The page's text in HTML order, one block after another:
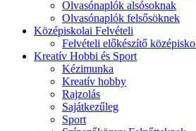
Olvasónaplók alsósoknak
Olvasónaplók felsősöknek
Középiskolai Felvételi
Felvételi előkészítő
Kreatív Hobbi és Sport
Kézimunka
Kreatív hobby
Rajzolás
Sajátkezűleg
Sport